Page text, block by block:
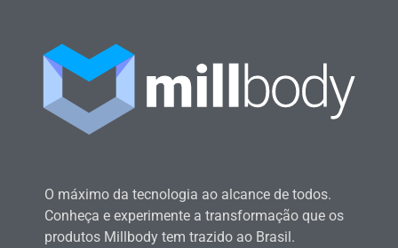
O máximo da tecnologia ao alcance de todos.
Conheça e experimente a transformação que os
produtos Millbody tem trazido ao Brasil.